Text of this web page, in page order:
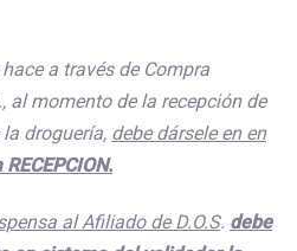
a través de Compra
al momento de la recepción de
droguería, debe dársele en en
RECEPCION.
al Afiliado de D.O.S. debe